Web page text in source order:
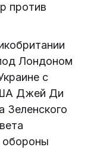
против
Лондоном
с
Джей Ди
Зеленского
обороны